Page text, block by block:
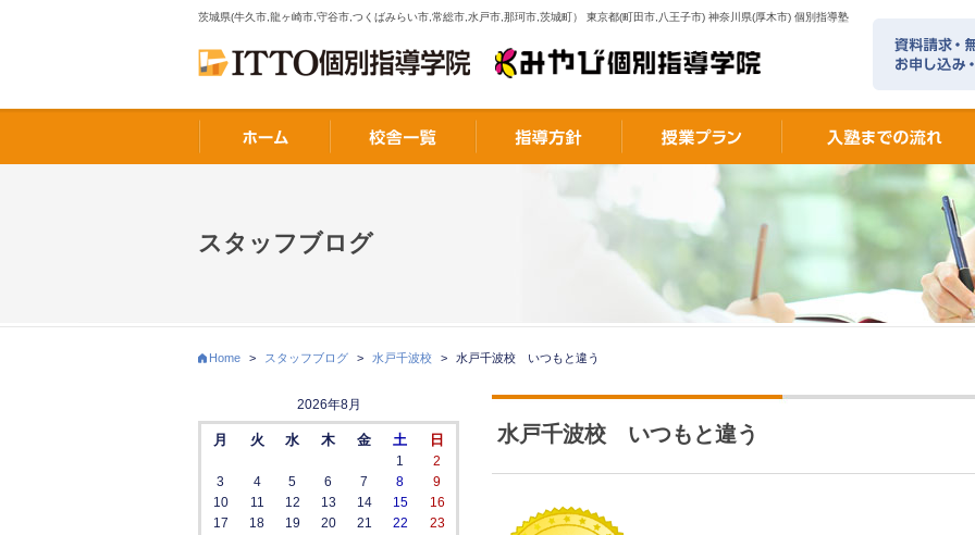
茨城県(牛久市,龍ヶ崎市,守谷市,つくばみらい市,常総市,水戸市,那珂市,茨城町） 東京都(町田市,八王子市) 神奈川県(厚木市) 個別指導塾
スタッフブログ
Home > スタッフブログ > 水戸千波校 > 水戸千波校 いつもと違う
水戸千波校 いつもと違う
2026年8月
月 火 水 木 金 土 日
1
2
3
4 5 6 7 8
9
10
11 12 13 14 15
16
17
18 19 20 21 22
23